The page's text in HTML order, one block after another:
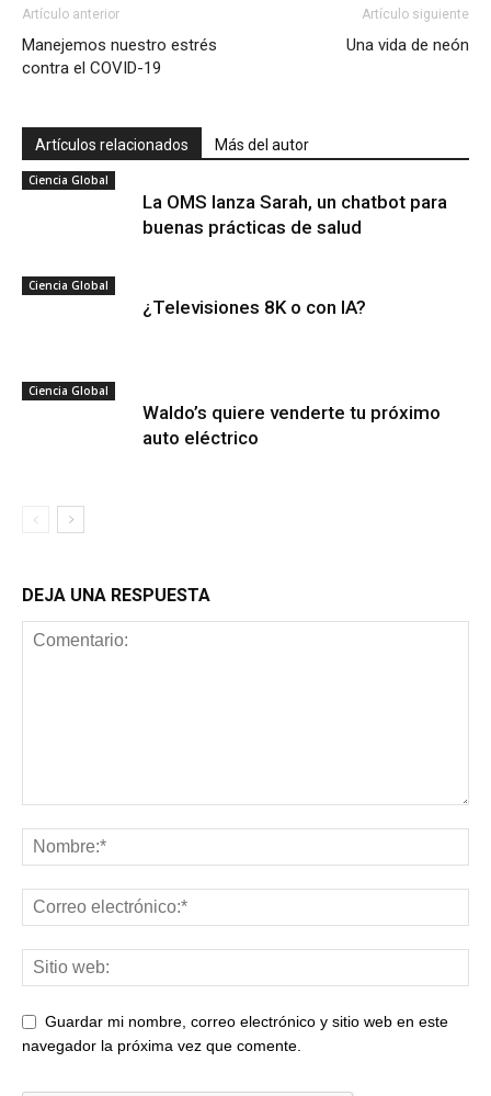
Artículo anterior
Manejemos nuestro estrés
contra el COVID-19
Artículo siguiente
Una vida de neón
Artículos relacionados Más del autor
Ciencia Global
La OMS lanza Sarah, un chatbot para
buenas prácticas de salud
Ciencia Global
¿Televisiones 8K o con IA?
Ciencia Global
Waldo’s quiere venderte tu próximo
auto eléctrico
DEJA UNA RESPUESTA
Guardar mi nombre, correo electrónico y sitio web en este
navegador la próxima vez que comente.